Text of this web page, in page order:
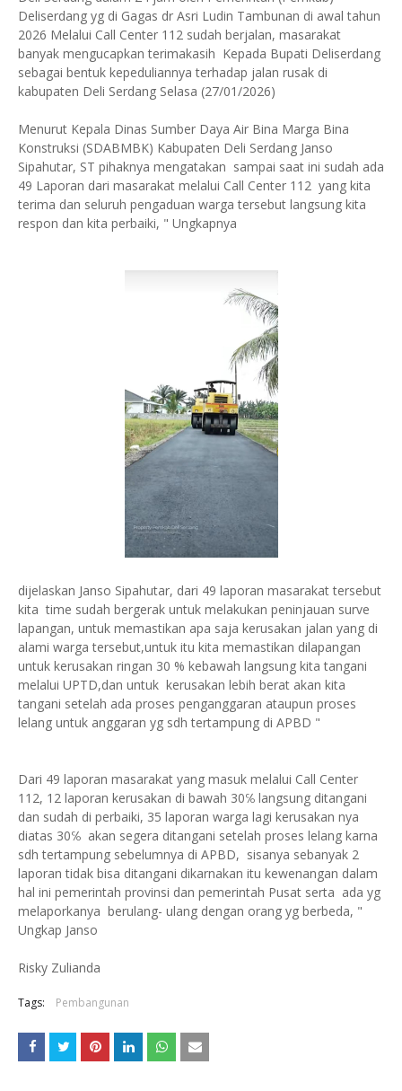
Deliserdang yg di Gagas dr Asri Ludin Tambunan di awal tahun
2026 Melalui Call Center 112 sudah berjalan, masarakat
banyak mengucapkan terimakasih Kepada Bupati Deliserdang
sebagai bentuk kepeduliannya terhadap jalan rusak di
kabupaten Deli Serdang Selasa (27/01/2026)
Menurut Kepala Dinas Sumber Daya Air Bina Marga Bina
Konstruksi (SDABMBK) Kabupaten Deli Serdang Janso
Sipahutar, ST pihaknya mengatakan sampai saat ini sudah ada
49 Laporan dari masarakat melalui Call Center 112 yang kita
terima dan seluruh pengaduan warga tersebut langsung kita
respon dan kita perbaiki, " Ungkapnya
dijelaskan Janso Sipahutar, dari 49 laporan masarakat tersebut
kita time sudah bergerak untuk melakukan peninjauan surve
lapangan, untuk memastikan apa saja kerusakan jalan yang di
alami warga tersebut,untuk itu kita memastikan dilapangan
untuk kerusakan ringan 30 % kebawah langsung kita tangani
melalui UPTD,dan untuk kerusakan lebih berat akan kita
tangani setelah ada proses penganggaran ataupun proses
lelang untuk anggaran yg sdh tertampung di APBD "
Dari 49 laporan masarakat yang masuk melalui Call Center
112, 12 laporan kerusakan di bawah 30℅ langsung ditangani
dan sudah di perbaiki, 35 laporan warga lagi kerusakan nya
diatas 30℅ akan segera ditangani setelah proses lelang karna
sdh tertampung sebelumnya di APBD, sisanya sebanyak 2
laporan tidak bisa ditangani dikarnakan itu kewenangan dalam
hal ini pemerintah provinsi dan pemerintah Pusat serta ada yg
melaporkanya berulang- ulang dengan orang yg berbeda, "
Ungkap Janso
Risky Zulianda
Tags: Pembangunan